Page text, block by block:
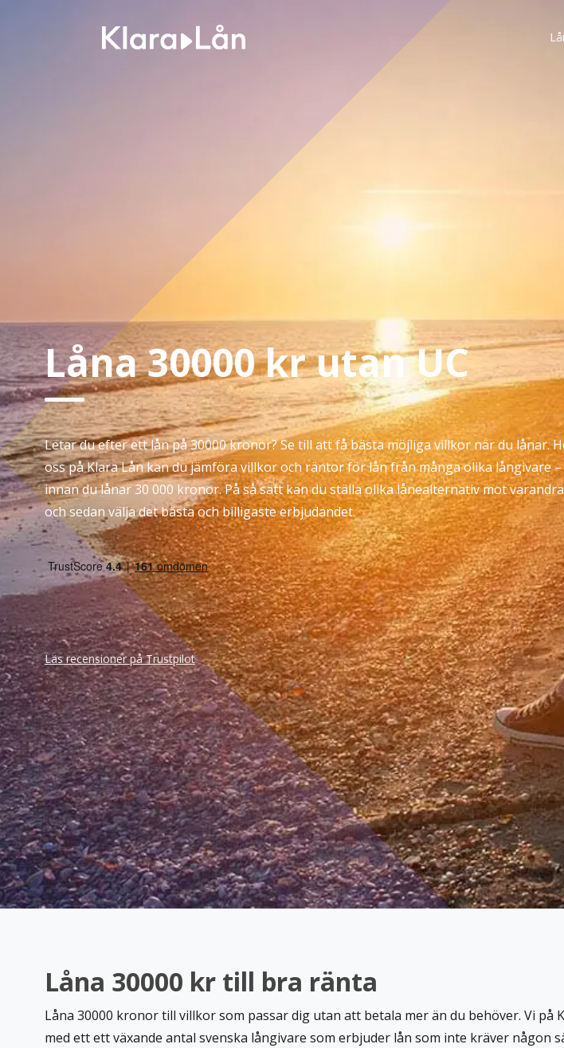
Låna 30000 kr utan UC
Letar du efter ett lån på 30000 kronor? Se till att få bästa möjliga villkor när du lånar.
oss på Klara Lån kan du jämföra villkor och räntor för lån från många olika långivare –
innan du lånar 30 000 kronor. På så sätt kan du ställa olika lånealternativ mot varandra
och sedan välja det bästa och billigaste erbjudandet.
Läs recensioner på Trustpilot
Låna 30000 kr till bra ränta
Låna 30000 kronor till villkor som passar dig utan att betala mer än du behöver. Vi
med ett ett växande antal svenska långivare som erbjuder lån som inte kräver någon